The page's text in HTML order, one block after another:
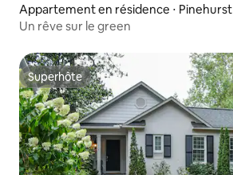
Appartement en résidence ⋅ Pinehurst
Un rêve sur le green
Superhôte
Superhôte